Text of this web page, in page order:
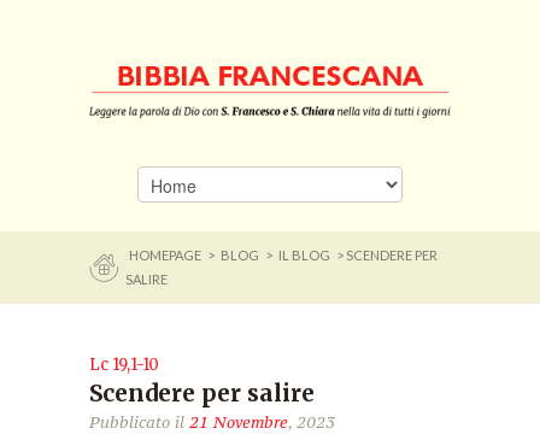
HOMEPAGE > BLOG > IL BLOG
> SCENDERE PER
SALIRE
Lc 19,1-10
Scendere per salire
Pubblicato il 21 Novembre, 2023